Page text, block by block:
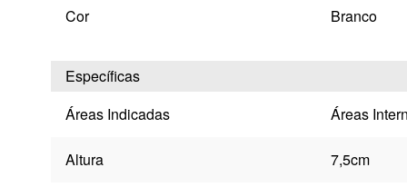
Cor Branco
Específicas
Áreas Indicadas
Áreas
Altura 7,5cm